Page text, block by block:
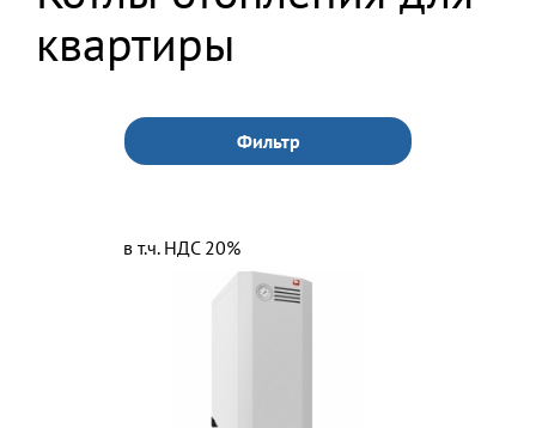
квартиры
Фильтр
в т.ч. НДС 20%